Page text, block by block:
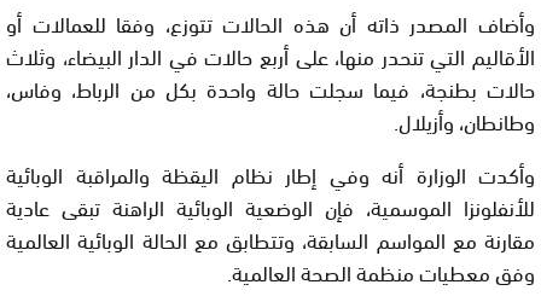
وأضاف المصدر ذاته أن هذه الحالات تتوزع، وفقا للعمالات أو
الأقاليم التي تنحدر منها، على أربع حالات في الدار البيضاء، وثلاث
حالات بطنجة، فيما سجلت حالة واحدة بكل من الرباط، وفاس،
وطانطان، وأزيلال.
وأكدت الوزارة أنه وفي إطار نظام اليقظة والمراقبة الوبائية
للأنفلونزا الموسمية، فإن الوضعية الوبائية الراهنة تبقى عادية
مقارنة مع المواسم السابقة، وتتطابق مع الحالة الوبائية العالمية
وفق معطيات منظمة الصحة العالمية.